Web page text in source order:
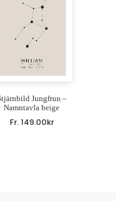
Jungfrun –
Namntavla beige
Fr.149.00kr